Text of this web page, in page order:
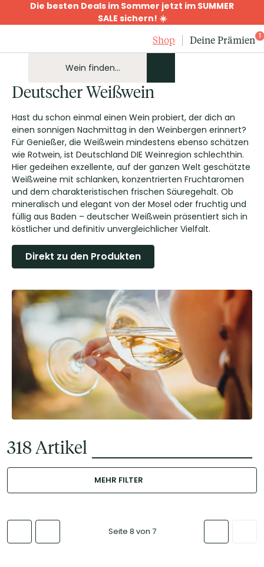
Die besten Deals im Sommer jetzt im SUMMER
SALE sichern! ☀️
Shop
Deine Prämien 1
Deutscher Weißwein
Hast du schon einmal einen Wein probiert, der dich an
einen sonnigen Nachmittag in den Weinbergen erinnert?
Für Genießer, die Weißwein mindestens ebenso schätzen
wie Rotwein, ist Deutschland DIE Weinregion schlechthin.
Hier gedeihen exzellente, auf der ganzen Welt geschätzte
Weißweine mit schlanken, konzentrierten Fruchtaromen
und dem charakteristischen frischen Säuregehalt. Ob
mineralisch und elegant von der Mosel oder fruchtig und
füllig aus Baden – deutscher Weißwein präsentiert sich in
köstlicher und definitiv unvergleichlicher Vielfalt.
Direkt zu den Produkten
318 Artikel
MEHR FILTER
Seite 8 von 7